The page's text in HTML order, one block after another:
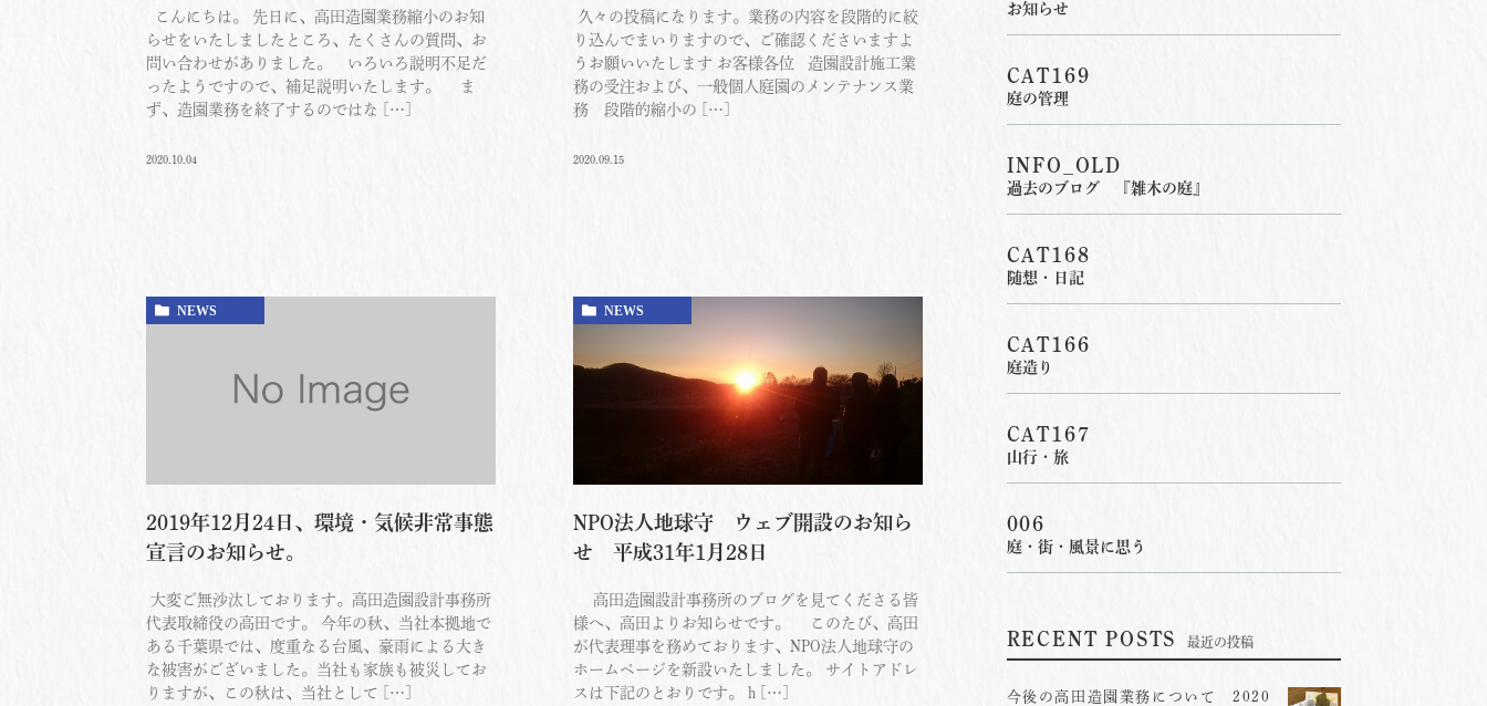
こんにちは。 先日に、高田造園業務縮小のお知
らせをいたしましたところ、たくさんの質問、お
問い合わせがありました。 いろいろ説明不足だ
ったようですので、補足説明いたします。 ま
ず、造園業務を終了するのではな […]
2020.10.04
久々の投稿になります。業務の内容を段階的に絞
り込んでまいりますので、ご確認くださいますよ
うお願いいたします お客様各位 造園設計施工業
務の受注および、一般個人庭園のメンテナンス業
務 段階的縮小の […]
2020.09.15
NEWS
2019年12月24日、環境・気候非常事態
宣言のお知らせ。
大変ご無沙汰しております。高田造園設計事務所
代表取締役の高田です。 今年の秋、当社本拠地で
ある千葉県では、度重なる台風、豪雨による大き
な被害がございました。当社も家族も被災してお
りますが、この秋は、当社として […]
NEWS
NPO法人地球守 ウェブ開設のお知ら
せ 平成31年1月28日
高田造園設計事務所のブログを見てくださる皆
様へ、高田よりお知らせです。 このたび、高田
が代表理事を務めております、NPO法人地球守の
ホームページを新設いたしました。 サイトアドレ
スは下記のとおりです。 h […]
お知らせ
CAT169
庭の管理
INFO_OLD
過去のブログ 『雑木の庭』
CAT168
随想・日記
CAT166
庭造り
CAT167
山行・旅
006
庭・街・風景に思う
RECENT POSTS 最近の投稿
今後の高田造園業務について 2020